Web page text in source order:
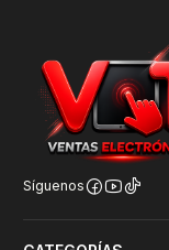
Síguenos